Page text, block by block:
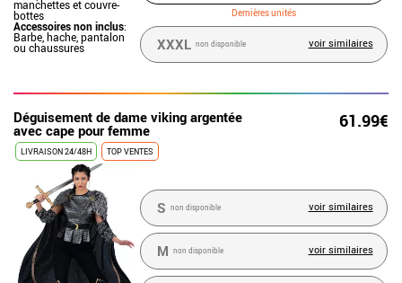
manchettes et couvre-
bottes
Accessoires non inclus:
Barbe, hache, pantalon
ou chaussures
Dernières unités
XXXL non disponible voir similaires
Déguisement de dame viking argentée
avec cape pour femme 61.99€
LIVRAISON 24/48H TOP VENTES
S non disponible voir similaires
M non disponible voir similaires